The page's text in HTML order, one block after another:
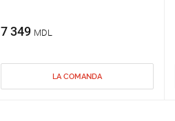
7 349 MDL
LA COMANDA